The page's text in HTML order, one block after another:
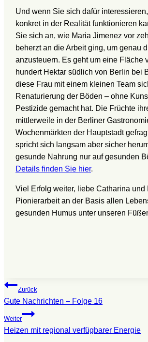
Und wenn Sie sich dafür
konkret in der Realität funktionieren
Sie sich an, wie Maria Jimenez vor
beherzt an die Arbeit ging, um genau
anzusteuern. Es geht um eine Fläche
hundert Hektar südlich von Berlin bei
diese Frau mit einem kleinen Team
Renaturierung der Böden – ohne
Pestizide gemacht hat. Die Früchte
mittlerweile in der Berliner
Wochenmärkten der Hauptstadt
spricht sich langsam aber sicher
gesunde Nahrung nur auf gesunden
Details finden Sie hier.
Viel Erfolg weiter, liebe Catharina und
Pionierarbeit an der Basis allen
gesunden Humus unter unseren
Beitragsnavigation
Zurück
Gute Nachrichten – Folge 16
Weiter
Heizen mit regional verfügbarer Energie